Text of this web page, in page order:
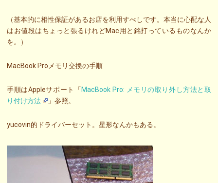
（基本的に相性保証があるお店を利用すべしです。本当に心配な人
はお値段はちょっと張るけれどMac用と銘打っているものなんか
を。）
MacBook Proメモリ交換の手順
手順はAppleサポート「MacBook Pro: メモリの取り外し方法と取
り付け方法
」参照。
yucovin的ドライバーセット。星形なんかもある。